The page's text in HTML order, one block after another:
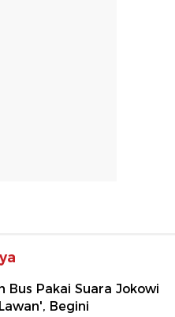
Bus Pakai Suara Jokowi
Begini